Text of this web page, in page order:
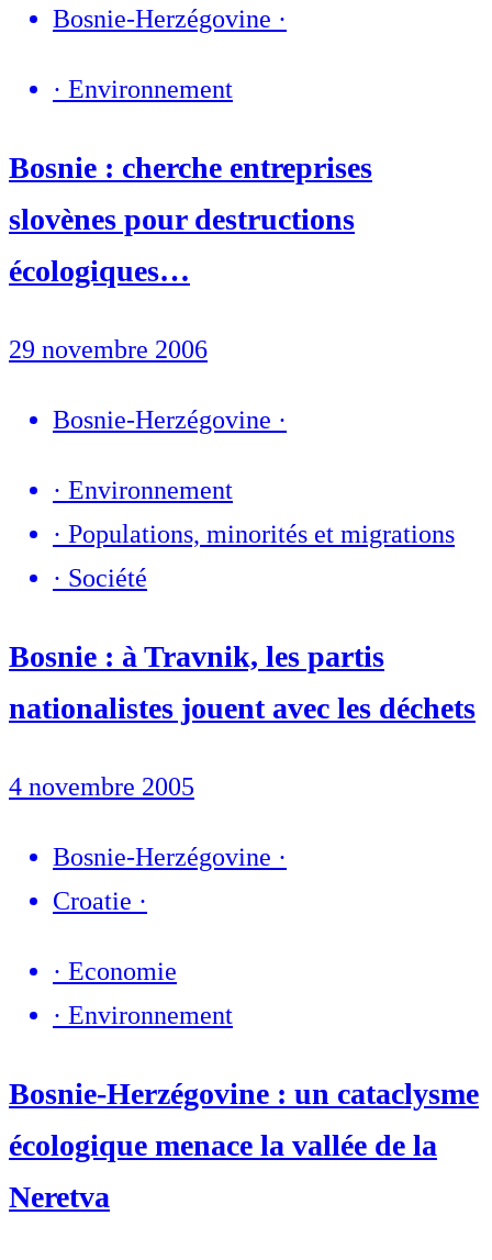
Bosnie-Herzégovine ·
· Environnement
Bosnie : cherche entreprises
slovènes pour destructions
écologiques…
29 novembre 2006
Bosnie-Herzégovine ·
· Environnement
· Populations, minorités et migrations
· Société
Bosnie : à Travnik, les partis
nationalistes jouent avec les déchets
4 novembre 2005
Bosnie-Herzégovine ·
Croatie ·
· Economie
· Environnement
Bosnie-Herzégovine : un cataclysme
écologique menace la vallée de la
Neretva